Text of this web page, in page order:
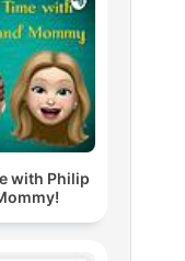
with Philip